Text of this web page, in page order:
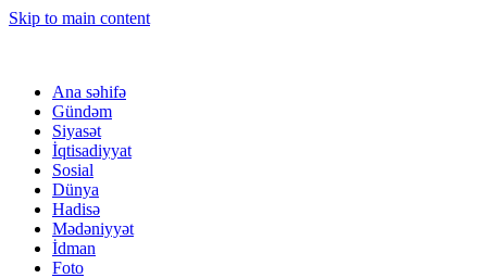
Skip to main content
Ana səhifə
Gündəm
Siyasət
İqtisadiyyat
Sosial
Dünya
Hadisə
Mədəniyyət
İdman
Foto